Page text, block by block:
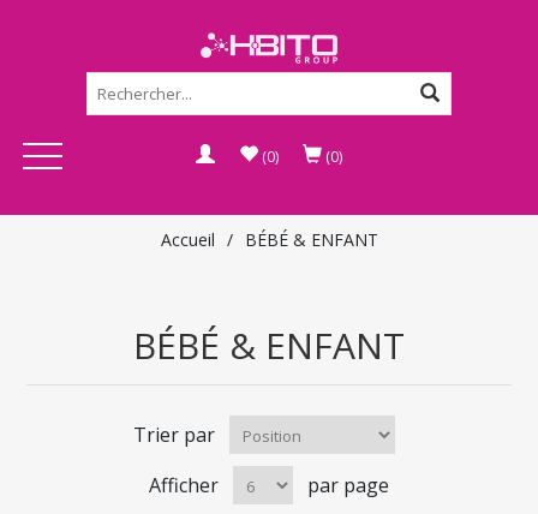
(0) (0)
Accueil / BÉBÉ & ENFANT
BÉBÉ & ENFANT
Trier par
Afficher
par page